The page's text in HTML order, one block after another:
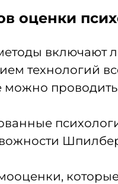
оценки
включают
технологий